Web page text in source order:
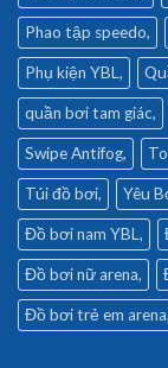
Phao tập speedo
Phụ kiện YBL
quần bơi tam giác
Swipe Antifog
Túi đồ bơi Yêu
Đồ bơi nam YBL
Đồ bơi nữ arena
Đồ bơi trẻ em arena